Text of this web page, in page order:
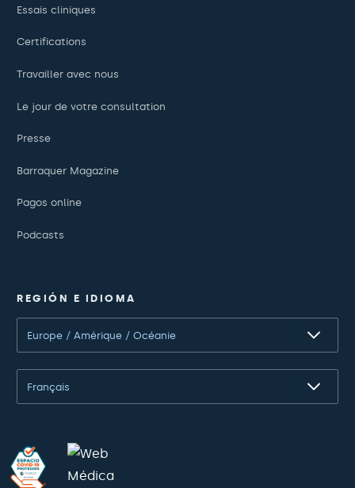
Essais cliniques
Certifications
Travailler avec nous
Le jour de votre consultation
Presse
Barraquer Magazine
Pagos online
Podcasts
REGIÓN E IDIOMA
Europe / Amérique / Océanie
Français